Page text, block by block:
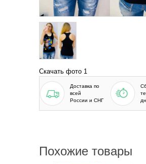
Скачать фото 1
Доставка по
всей
России и СНГ
Похожие товары